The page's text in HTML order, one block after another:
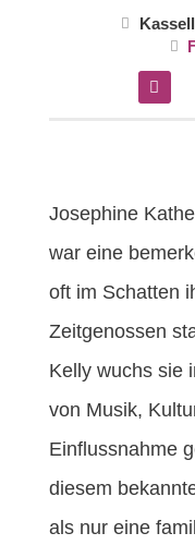
F
a
c
Josephine
war eine
oft im Schatten
Zeitgenossen
Kelly wuchs sie
von Musik,
Einflussnahme
diesem
als nur eine